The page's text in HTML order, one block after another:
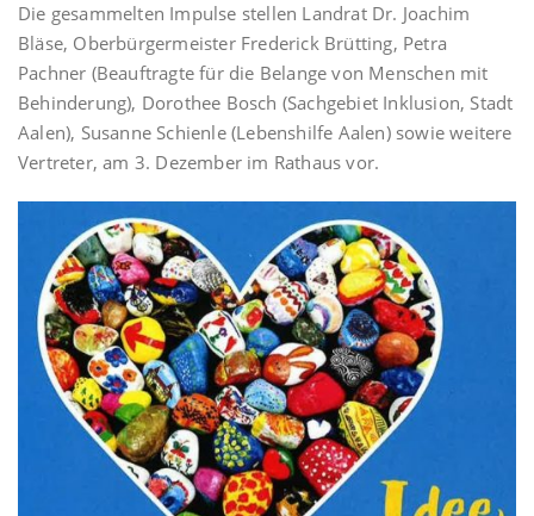
Die gesammelten Impulse stellen Landrat Dr. Joachim
Bläse, Oberbürgermeister Frederick Brütting, Petra
Pachner (Beauftragte für die Belange von Menschen mit
Behinderung), Dorothee Bosch (Sachgebiet Inklusion, Stadt
Aalen), Susanne Schienle (Lebenshilfe Aalen) sowie weitere
Vertreter, am 3. Dezember im Rathaus vor.